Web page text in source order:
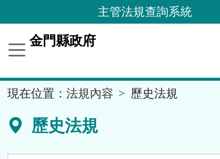
到
要
容
區
主管法規查詢系統
金門縣政府
現在位置： 法規內容 歷史法規
歷史法規